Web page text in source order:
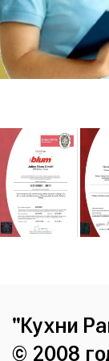
"Кухни
© 2008